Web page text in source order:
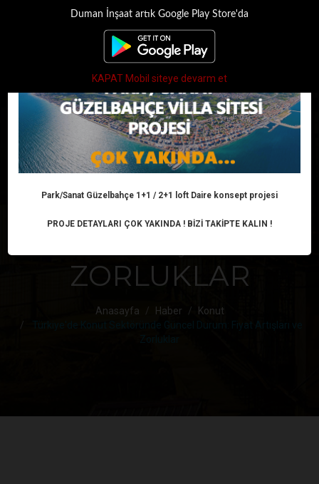
Duman İnşaat artık Google Play Store'da
KAPAT Mobil siteye devarm et
TÜRKIYE'DE KONUT
SEKTÖRÜNDE
GÜNCEL DURUM:
FIYAT ARTIŞLARI VE
ZORLUKLAR
Anasayfa Haber
Konut
Park/Sanat Güzelbahçe 1+1 / 2+1 loft Daire konsept projesi
PROJE DETAYLARI ÇOK YAKINDA ! BİZİ TAKİPTE KALIN !